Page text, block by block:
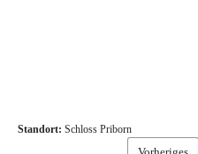
Standort: Schloss Priborn